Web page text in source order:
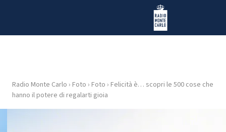
Radio Monte Carlo
HOME
Radio Monte Carlo › Foto › Foto › Felicità è… scopri le 500 cose che
hanno il potere di regalarti gioia